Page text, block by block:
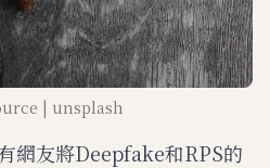
| unsplash
網友將Deepfake和RPS的